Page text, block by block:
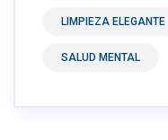
LIMPIEZA ELEGANTE
SALUD MENTAL